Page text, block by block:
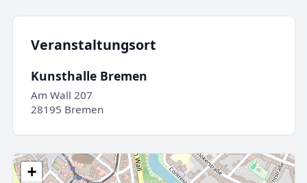
Veranstaltungsort
Kunsthalle Bremen
Am Wall 207
28195 Bremen
+